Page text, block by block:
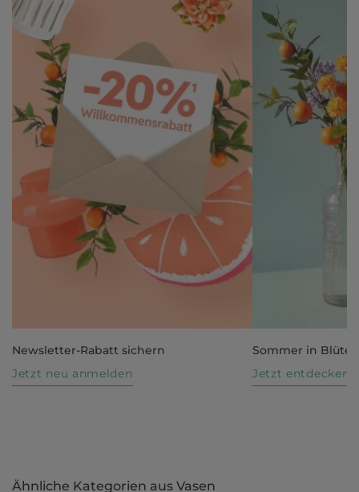
Newsletter-Rabatt sichern
Jetzt neu anmelden
Sommer in Blüte
Jetzt entdecken
Ähnliche Kategorien aus Vasen